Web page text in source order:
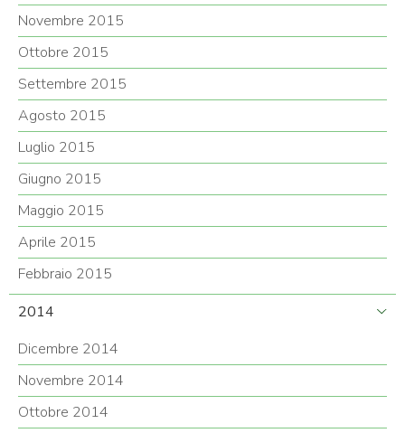
Novembre 2015
Ottobre 2015
Settembre 2015
Agosto 2015
Luglio 2015
Giugno 2015
Maggio 2015
Aprile 2015
Febbraio 2015
2014
Dicembre 2014
Novembre 2014
Ottobre 2014